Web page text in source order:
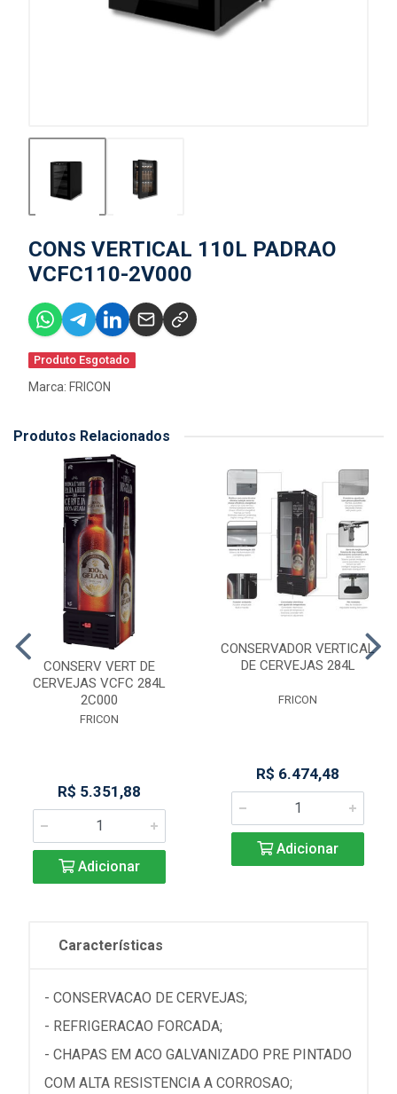
CONS VERTICAL 110L PADRAO
VCFC110-2V000
Produto Esgotado
Marca: FRICON
Produtos Relacionados
CONSERV VERT DE
CERVEJAS VCFC 284L
2C000
FRICON
R$ 5.351,88
Adicionar
CONSERVADOR VERTICAL
DE CERVEJAS 284L
FRICON
R$ 6.474,48
Adicionar
Características
- CONSERVACAO DE CERVEJAS;
- REFRIGERACAO FORCADA;
- CHAPAS EM ACO GALVANIZADO PRE PINTADO
COM ALTA RESISTENCIA A CORROSAO;